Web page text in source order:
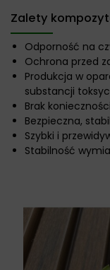
Zalety
Odporność na
Ochrona przed
Produkcja w
substancji
Brak
Bezpieczna,
Szybki i
Stabilność